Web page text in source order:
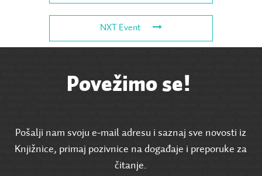
NXT Event
Povežimo se!
Pošalji nam svoju e-mail adresu i saznaj sve novosti iz
Knjižnice, primaj pozivnice na događaje i preporuke za
čitanje.